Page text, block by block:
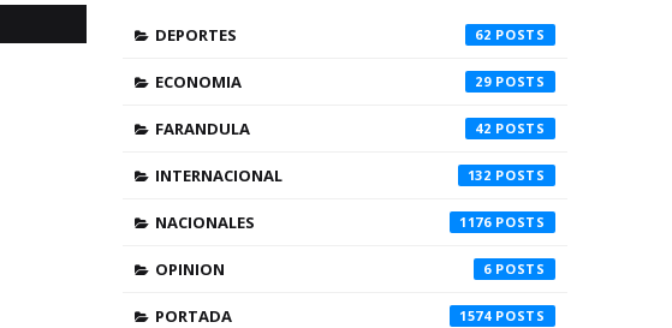
DEPORTES 62
ECONOMIA 29
FARANDULA 42
INTERNACIONAL 132
NACIONALES 1176
OPINION 6
PORTADA 1574